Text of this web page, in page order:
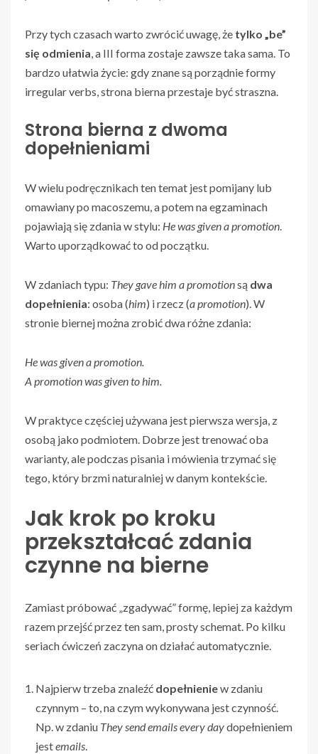
Przy tych czasach warto zwrócić uwagę, że tylko „be”
się odmienia, a III forma zostaje zawsze taka sama. To
bardzo ułatwia życie: gdy znane są porządnie formy
irregular verbs, strona bierna przestaje być straszna.
Strona bierna z dwoma
dopełnieniami
W wielu podręcznikach ten temat jest pomijany lub
omawiany po macoszemu, a potem na egzaminach
pojawiają się zdania w stylu: He was given a promotion.
Warto uporządkować to od początku.
W zdaniach typu: They gave him a promotionsą dwa
dopełnienia: osoba (him) i rzecz (a promotion). W
stronie biernej można zrobić dwa różne zdania:
He was given a promotion.
A promotion was given to him.
W praktyce częściej używana jest pierwsza wersja, z
osobą jako podmiotem. Dobrze jest trenować oba
warianty, ale podczas pisania i mówienia trzymać się
tego, który brzmi naturalniej w danym kontekście.
Jak krok po kroku
przekształcać zdania
czynne na bierne
Zamiast próbować „zgadywać” formę, lepiej za każdym
razem przejść przez ten sam, prosty schemat. Po kilku
seriach ćwiczeń zaczyna on działać automatycznie.
Najpierw trzeba znaleźć dopełnieniew zdaniu
czynnym – to, na czym wykonywana jest czynność.
Np. w zdaniu They send emails every daydopełnieniem
jestemails.